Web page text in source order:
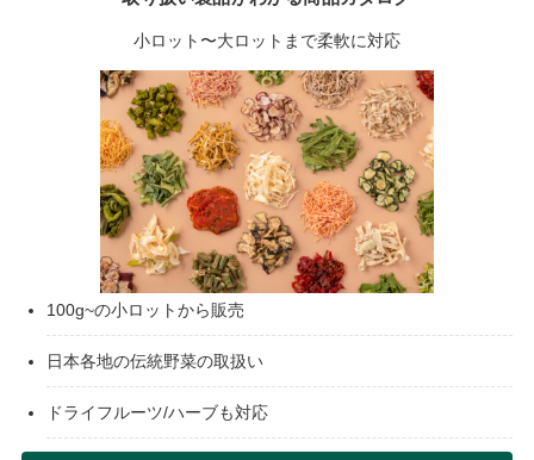
小ロット〜大ロットまで柔軟に対応
100g~の小ロットから販売
日本各地の伝統野菜の取扱い
ドライフルーツ/ハーブも対応